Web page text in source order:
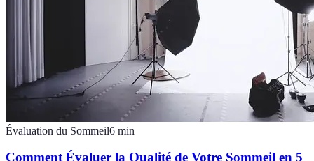
Évaluation du Sommeil6 min
Comment Évaluer la Qualité de Votre Sommeil en 5